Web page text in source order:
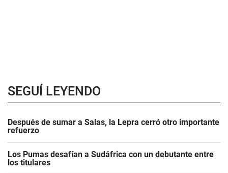
SEGUÍ LEYENDO
Después de sumar a Salas, la Lepra cerró otro importante
refuerzo
Los Pumas desafían a Sudáfrica con un debutante entre
los titulares